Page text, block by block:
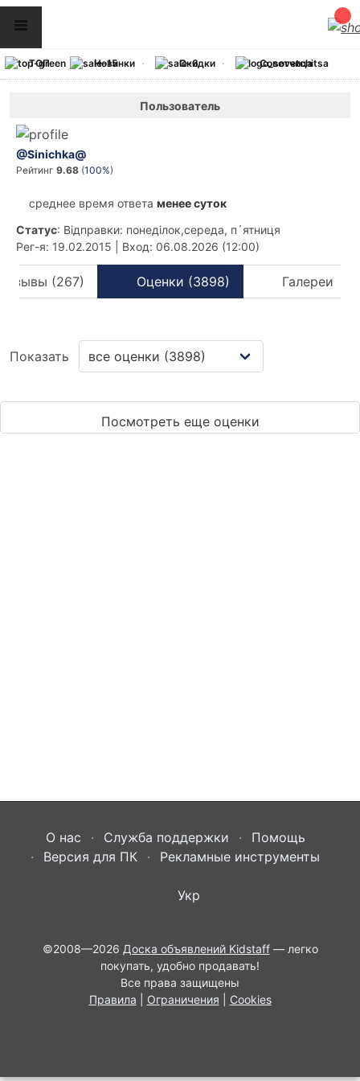
ТОП Новинки Скидки Советчица
Пользователь
@Sinichka@
Рейтинг 9.68 (100%)
среднее время ответа менее суток
Статус: Відправки: понеділок,середа, п´ятниця
Рег-я: 19.02.2015 Вход: 06.08.2026 (12:00)
(267) Оценки (3898) Галереи
Показать
Посмотреть еще оценки
О нас Служба поддержки
Помощь
Версия для ПК
Рекламные инструменты
Укр
©2008—2026 Доска объявлений Kidstaff— легко
покупать, удобно продавать!
Все права защищены
Правила
Ограничения Cookies